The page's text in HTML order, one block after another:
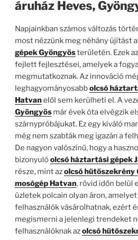
áruház Heves,
Napjainkban számos változás
most nézzünk meg néhány újítást
gépek Gyöngyösterületén. Ezek
fejlett fejlesztései, amelyek a
megmutatkoznak. Az innováció
leghagyományosabbolcsó
Hatvanelől sem kerülheti el. A
Gyöngyös már évek óta elvégzik
szárnypróbájukat. Ez egy kiváló
még nem szabták meg igazán a
De nagyon valószínű, hogy a
bizonyulóolcsó háztartási gépek
része, mint azolcsó hűtőszekrény
mosógép Hatvan, rövid időn belül
üzletek polcain olyan áron,
felhasználók vásárolhatnak, ezért
megismerni a jelenlegi trendeket
felhasználóknak azolcsó